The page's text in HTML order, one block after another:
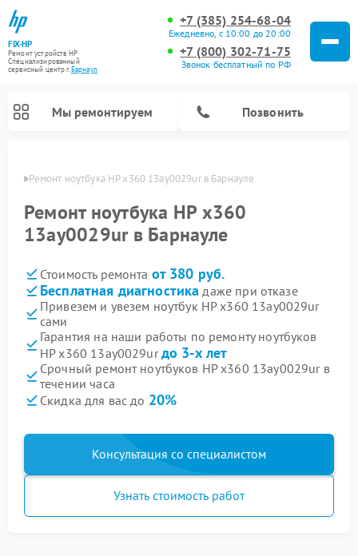
FIX-HP
Ремонт устройств HP
Специализированный
cервисный центр г.Барнаул
+7 (385) 254-68-04
Ежедневно, с 10:00 до 20:00
+7 (800) 302-71-75
Звонок бесплатный по РФ
Мы ремонтируем Позвонить
Ремонт ноутбука HP x360 13ay0029ur в Барнауле
Ремонт ноутбука HP x360
13ay0029ur в Барнауле
Стоимость ремонта от 380 руб.
Бесплатная диагностика даже при отказе
Привезем и увезем ноутбук HP x360 13ay0029ur
сами
Гарантия на наши работы по ремонту ноутбуков
HP x360 13ay0029urдо 3-х лет
Срочный ремонт ноутбуков HP x360 13ay0029ur в
течении часа
Скидка для вас до 20%
Консультация со специалистом
Узнать стоимость работ